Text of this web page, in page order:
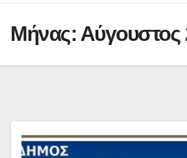
Μήνας: Αύγουστος